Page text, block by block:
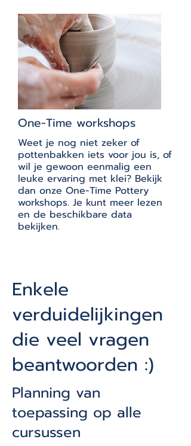
One-Time workshops
Weet je nog niet zeker of
pottenbakken iets voor jou is, of
wil je gewoon eenmalig een
leuke ervaring met klei? Bekijk
dan onze One-Time Pottery
workshops. Je kunt meer lezen
en de beschikbare data
bekijken.
Enkele
verduidelijkingen
die veel vragen
beantwoorden :)
Planning van
toepassing op alle
cursussen